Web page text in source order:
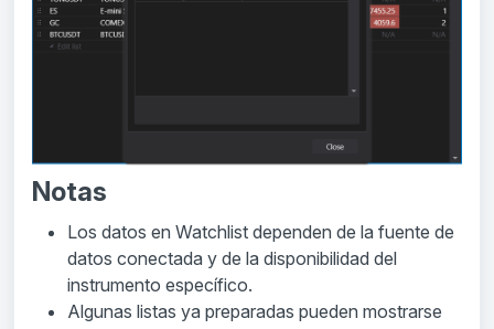
Notas
Los datos en Watchlist dependen de la fuente de
datos conectada y de la disponibilidad del
instrumento específico.
Algunas listas ya preparadas pueden mostrarse